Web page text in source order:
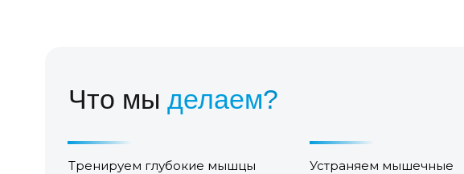
Что мы делаем?
Тренируем глубокие мышцы
Устраняем мышечные